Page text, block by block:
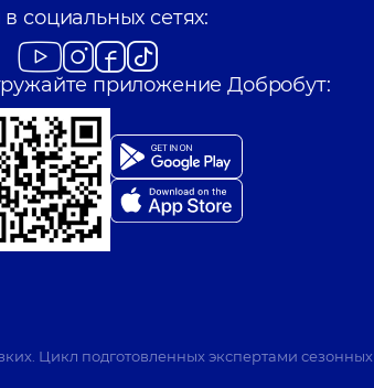
социальных сетях:
приложение Добробут:
Цикл подготовленных экспертами сезонных